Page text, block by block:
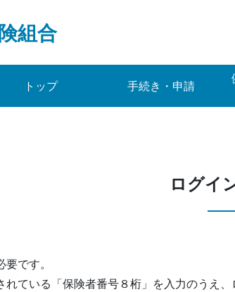
組合
トップ 手続き・申請
ログイ
です。
ている「保険者番号８桁」を入力のうえ、